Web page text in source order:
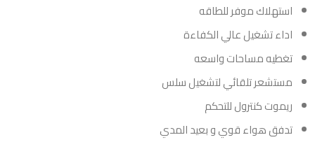
استهلاك موفر للطاقه
اداء تشغيل عالي الكفاءة
تغطيه مساحات واسعه
مستشعر تلقائي لتشغيل سلس
ريموت كنترول للتحكم
تدفق هواء قوي و بعيد المدي